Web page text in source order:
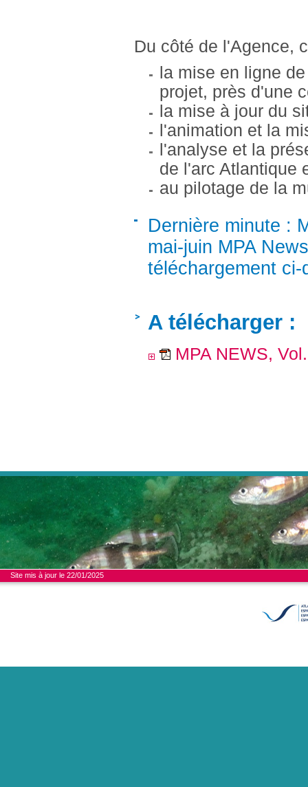
Du côté de l'Agence,
la mise en ligne
projet, près d'une
la mise à jour du
l'animation et la
l'analyse et la
de l'arc Atlantique
au pilotage de la
Dernière minute :
mai-juin MPA
téléchargement ci-
A télécharger :
MPA NEWS,
Site mis à jour le 22/01/2025